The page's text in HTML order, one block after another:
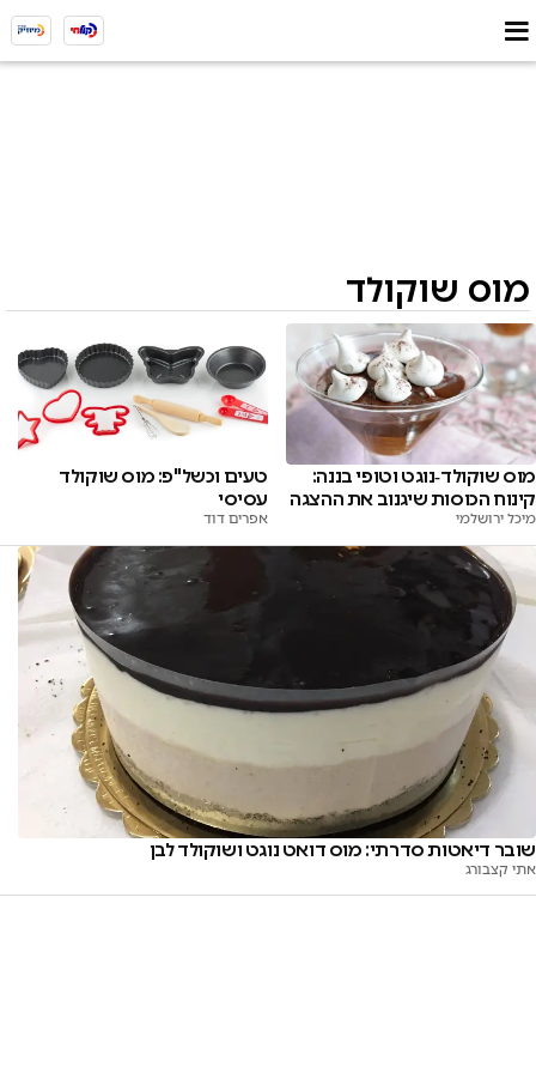
מוס שוקולד
מוס שוקולד‑נוגט וטופי בננה:
קינוח הכוסות שיגנוב את ההצגה
מיכל ירושלמי
טעים וכשל"פ: מוס שוקולד
עסיסי
אפרים דוד
שובר דיאטות סדרתי: מוס דואט נוגט ושוקולד לבן
אתי קצבורג